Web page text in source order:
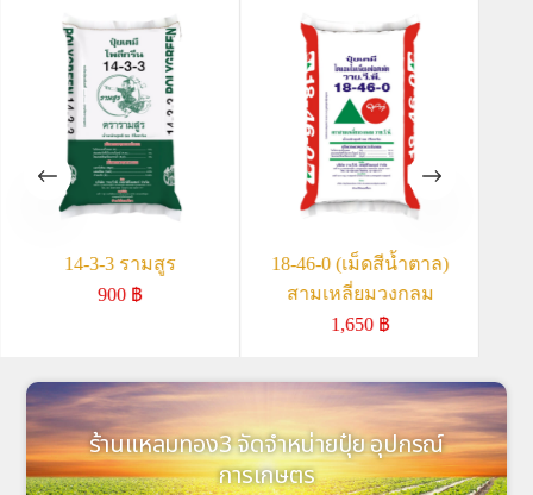
14-3-3 รามสูร
900 ฿
18-46-0 (เม็ดสีน้ำตาล)
สามเหลี่ยมวงกลม
1,650 ฿
ร้านแหลมทอง3 จัดจำหน่ายปุ๋ย อุปกรณ์
การเกษตร